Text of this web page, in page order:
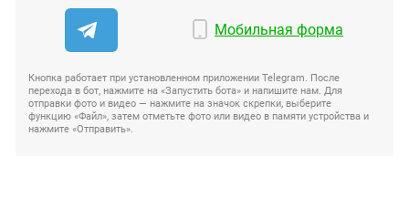
Мобильная форма
Кнопка работает при установленном приложении Telegram. После
перехода в бот, нажмите на «Запустить бота» и напишите нам. Для
отправки фото и видео — нажмите на значок скрепки, выберите
функцию «Файл», затем отметьте фото или видео в памяти устройства и
нажмите «Отправить».